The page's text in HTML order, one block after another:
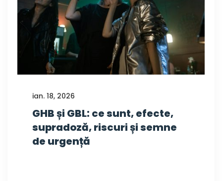
ian. 18, 2026
GHB și GBL: ce sunt, efecte,
supradoză, riscuri și semne
de urgență